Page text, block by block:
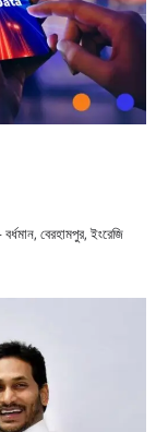
বেরহামপুর, ইংরেজি